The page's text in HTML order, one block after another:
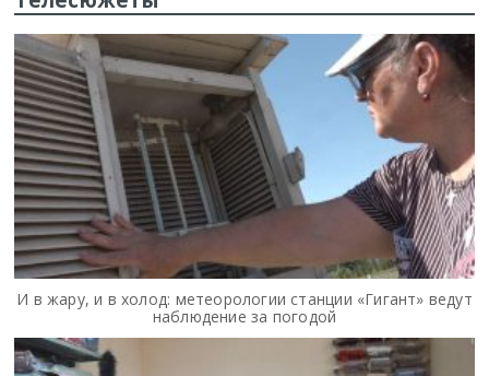
И в жару, и в холод: метеорологии станции «Гигант» ведут
наблюдение за погодой